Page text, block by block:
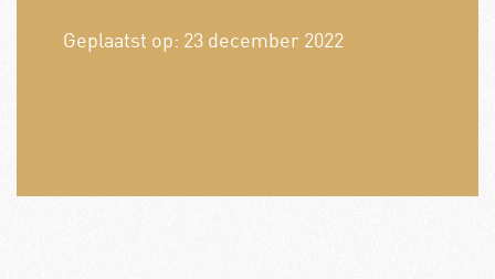
Geplaatst op: 23 december 2022